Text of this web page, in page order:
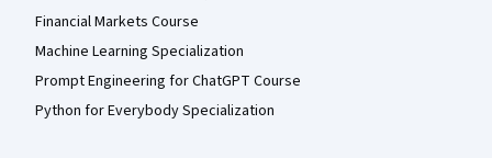
Financial Markets Course
Machine Learning Specialization
Prompt Engineering for ChatGPT Course
Python for Everybody Specialization